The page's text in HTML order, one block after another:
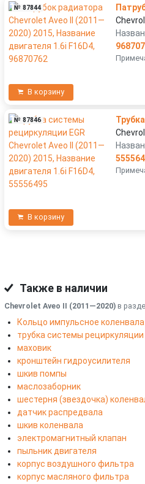
№ 87844
В корзину
№ 87846
В корзину
Также в наличии
Chevrolet Aveo II (2011—2020) в
Кольцо импульсное коленвала
трубка системы рециркуляции
маховик
кронштейн гидроусилителя
шкив помпы
маслозаборник
шестерня (звездочка)
датчик распредвала
шкив коленвала
электромагнитный клапан
пыльник двигателя
корпус воздушного фильтра
корпус масляного фильтра